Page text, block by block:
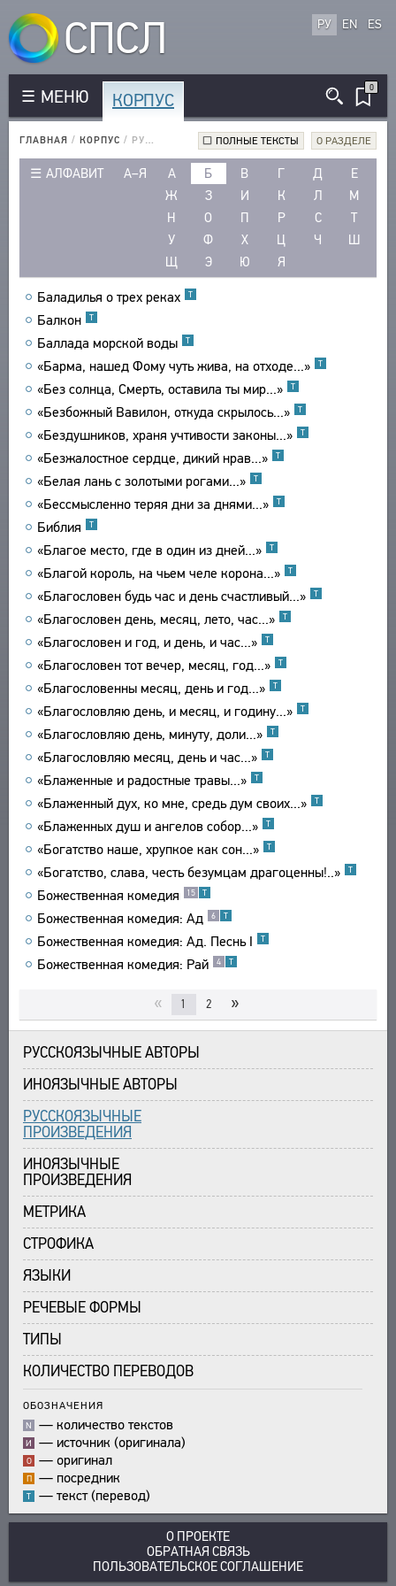
СПСЛ РУ EN ES
МЕНЮ КОРПУС
0
ГЛАВНАЯ / КОРПУС / РУССКОЯЗЫЧНЫЕ ПРОИЗВЕДЕНИЯ ПОЛНЫЕ ТЕКСТЫ О РАЗДЕЛЕ
АЛФАВИТ А–Я А Б В Г Д
Е
Ж
З И К Л
М
Н
О П Р С
Т
У
Ф Х Ц Ч
Ш
Щ
Э Ю Я
Баладилья о трех реках Т
Балкон Т
Баллада морской воды Т
«Барма, нашед Фому чуть жива, на отходе...» Т
«Без солнца, Смерть, оставила ты мир...» Т
«Безбожный Вавилон, откуда скрылось...» Т
«Бездушников, храня учтивости законы...» Т
«Безжалостное сердце, дикий нрав...» Т
«Белая лань с золотыми рогами...» Т
«Бессмысленно теряя дни за днями...» Т
Библия Т
«Благое место, где в один из дней...» Т
«Благой король, на чьем челе корона...» Т
«Благословен будь час и день счастливый...» Т
«Благословен день, месяц, лето, час...» Т
«Благословен и год, и день, и час...» Т
«Благословен тот вечер, месяц, год...» Т
«Благословенны месяц, день и год...» Т
«Благословляю день, и месяц, и годину...» Т
«Благословляю день, минуту, доли...» Т
«Благословляю месяц, день и час...» Т
«Блаженные и радостные травы...» Т
«Блаженный дух, ко мне, средь дум своих...» Т
«Блаженных душ и ангелов собор...» Т
«Богатство наше, хрупкое как сон...» Т
«Богатство, слава, честь безумцам драгоценны!..» Т
Божественная комедия 15 Т
Божественная комедия: Ад 6 Т
Божественная комедия: Ад. Песнь I Т
Божественная комедия: Рай 4 Т
« 1 2 »
РУССКОЯЗЫЧНЫЕ АВТОРЫ
ИНОЯЗЫЧНЫЕ АВТОРЫ
РУССКОЯЗЫЧНЫЕ
ПРОИЗВЕДЕНИЯ
ИНОЯЗЫЧНЫЕ
ПРОИЗВЕДЕНИЯ
МЕТРИКА
СТРОФИКА
ЯЗЫКИ
РЕЧЕВЫЕ ФОРМЫ
ТИПЫ
КОЛИЧЕСТВО ПЕРЕВОДОВ
ОБОЗНАЧЕНИЯ
N — количество текстов
И — источник (оригинала)
О — оригинал
П — посредник
Т — текст (перевод)
О ПРОЕКТЕ
ОБРАТНАЯ СВЯЗЬ
ПОЛЬЗОВАТЕЛЬСКОЕ СОГЛАШЕНИЕ
КОРПУС
РУССКОЯЗЫЧНЫЕ АВТОРЫ
ИНОЯЗЫЧНЫЕ АВТОРЫ
РУССКОЯЗЫЧНЫЕ ПРОИЗВЕДЕНИЯ
ИНОЯЗЫЧНЫЕ ПРОИЗВЕДЕНИЯ
ЯЗЫКИ
РЕЧЕВЫЕ ФОРМЫ
КОЛИЧЕСТВО ПЕРЕВОДОВ
БИБЛИОТЕКА
ТЕКСТЫ
АВТОРЫ
ПРОИЗВЕДЕНИЯ
ИЗДАНИЯ
ИССЛЕДОВАНИЯ
АВТОРЫ
ПРОИЗВЕДЕНИЯ
ИЗДАНИЯ
БИБЛИОГРАФИЧЕСКИЕ ПУБЛИКАЦИИ
СОСТАВИТЕЛИ
ПРОИЗВЕДЕНИЯ
ИЗДАНИЯ
ЭНЦИКЛОПЕДИЯ
СЛОВНИК
ВСЕ БИОСПРАВКИ
ПОЭТЫ
ПЕРЕВОДЧИКИ
ИССЛЕДОВАТЕЛИ
ТЕЗАУРУС
УКАЗАТЕЛЬ ТЕРМИНОВ
ПОИСК
О ПРОЕКТЕ
КРАТКО О ПРОЕКТЕ
ЦЕЛИ ПРОЕКТА
ПОДСИСТЕМЫ
КОРПУС
БИБЛИОТЕКА
ЭНЦИКЛОПЕДИЯ
ТЕЗАУРУС
ФУНКЦИОНАЛЬНОСТЬ
УКАЗАТЕЛИ
ПОИСК
СВЯЗИ
СОЗДАТЕЛИ ПРОЕКТА
ОБРАТНАЯ СВЯЗЬ
ПОЛЬЗОВАТЕЛЬСКОЕ СОГЛАШЕНИЕ
ЗАКЛАДКИ